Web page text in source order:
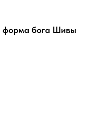
форма бога Шивы